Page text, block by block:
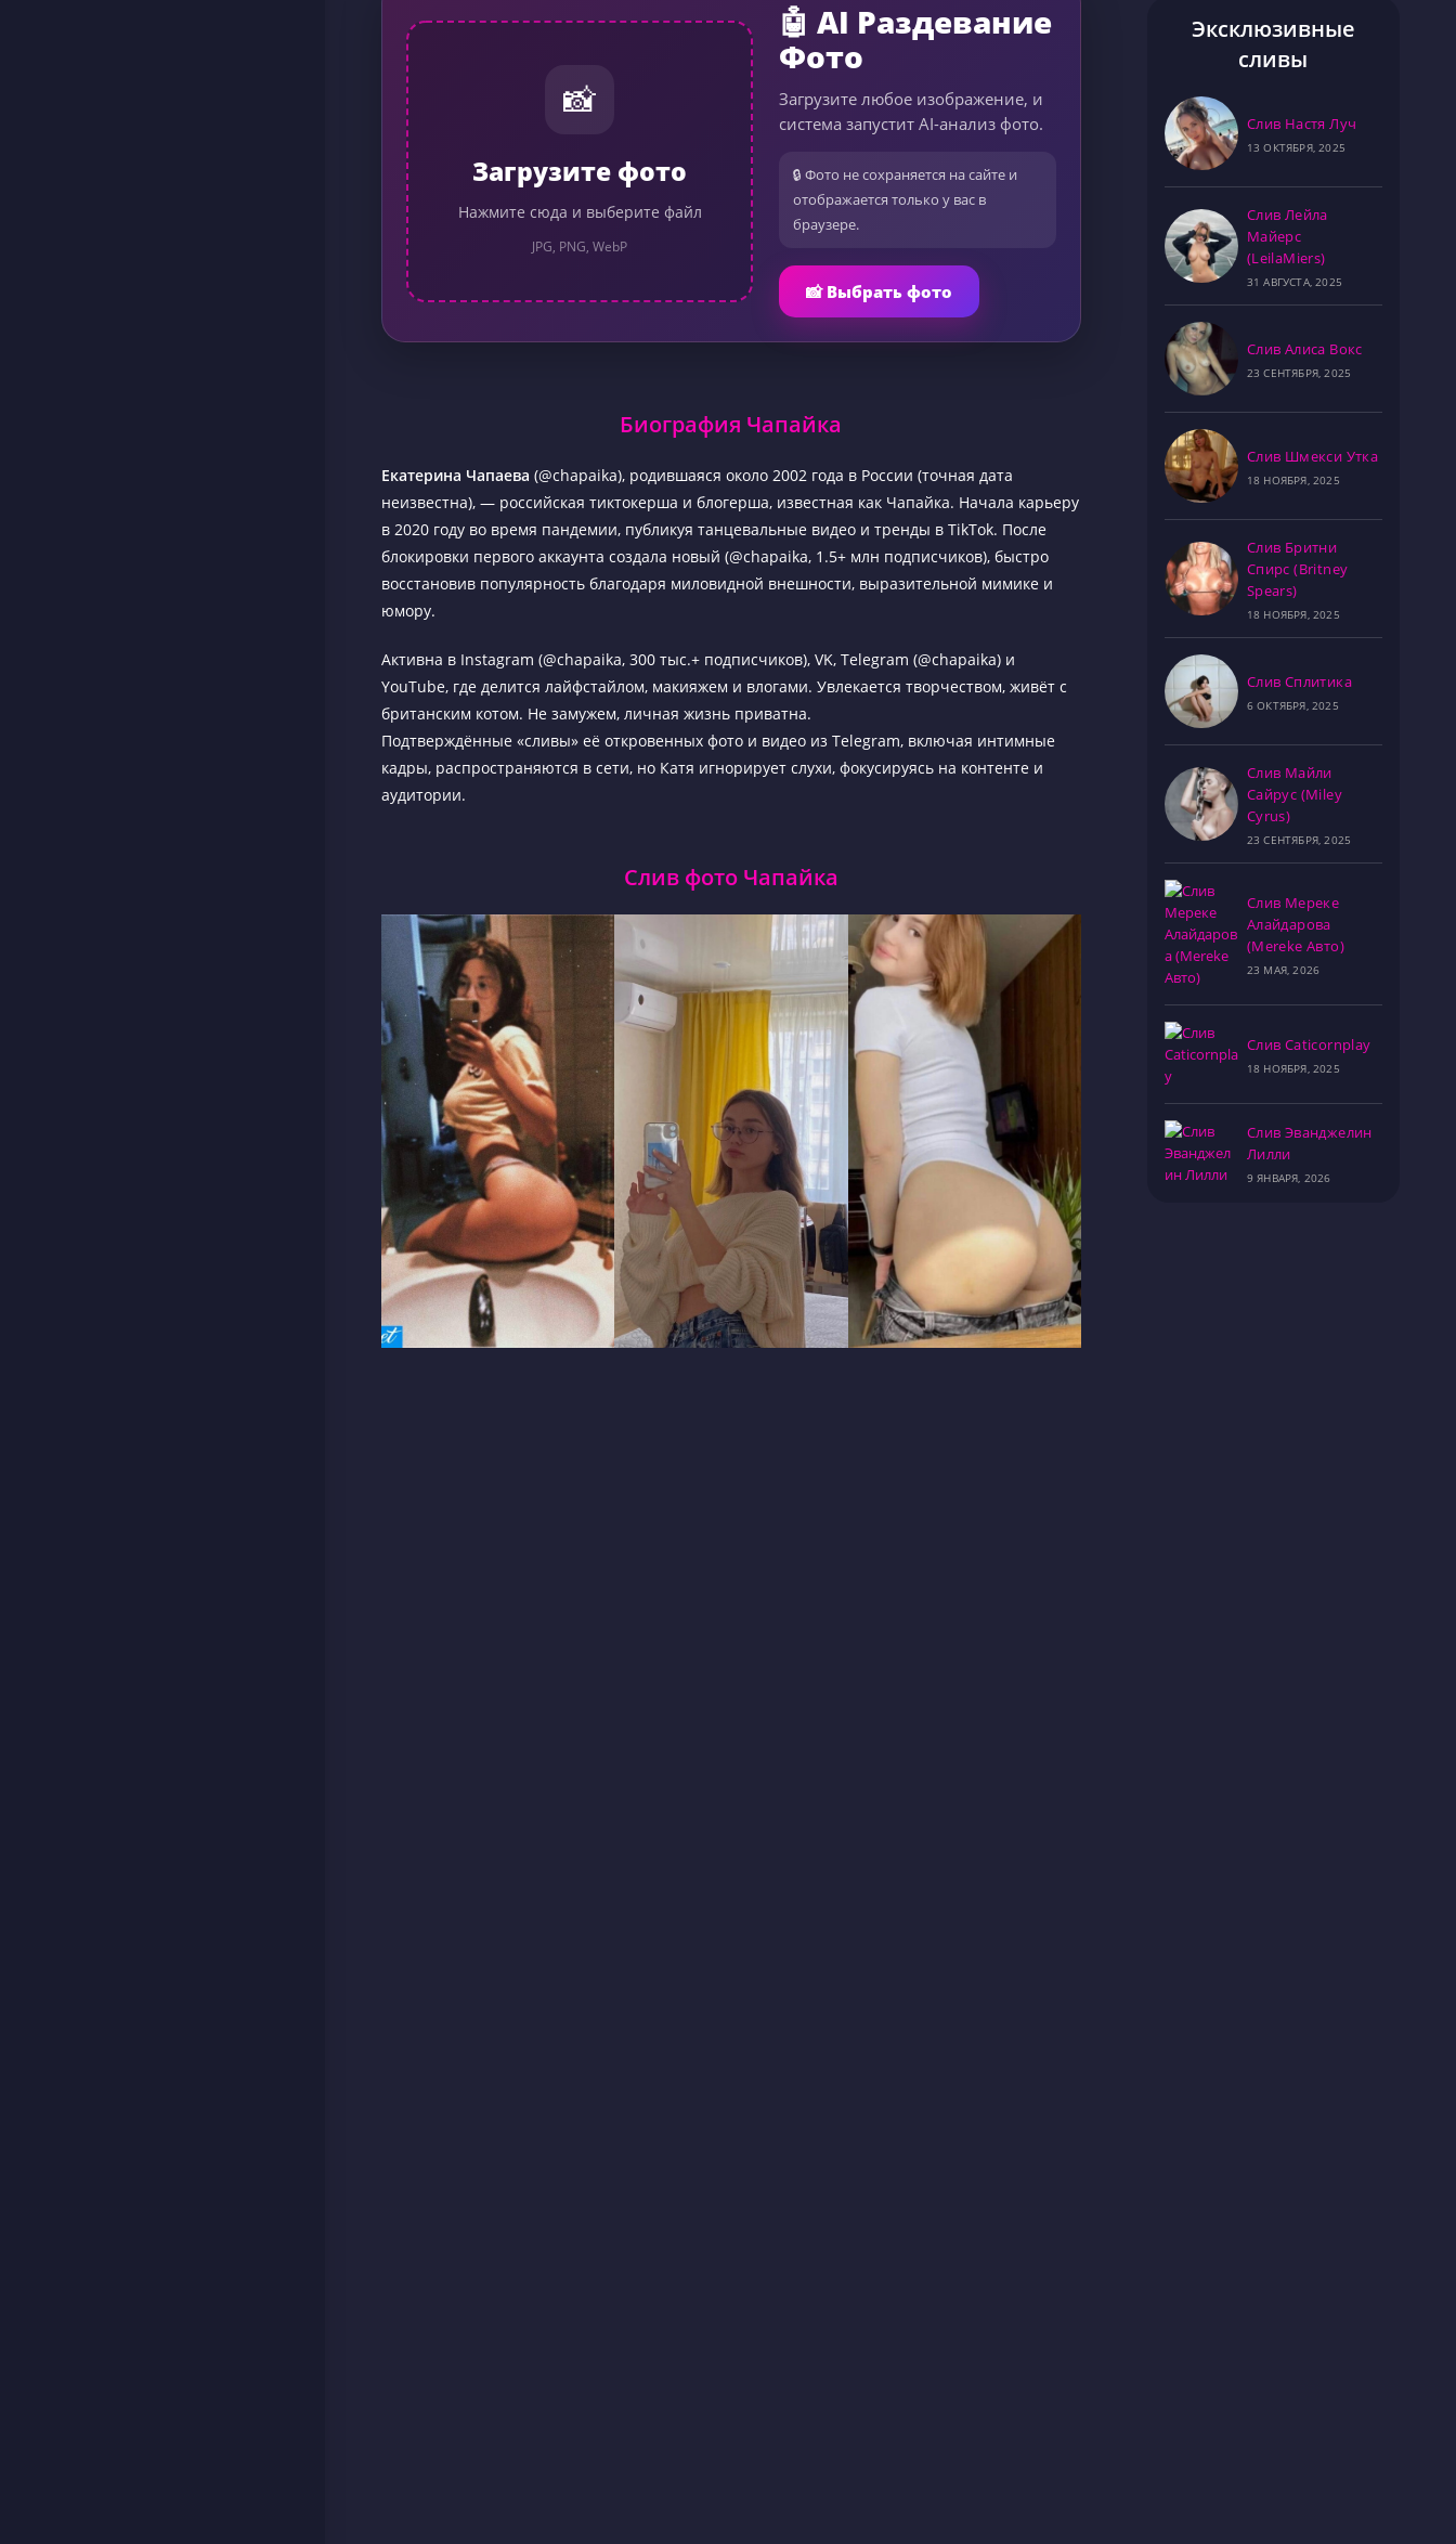
📸
Загрузите фото
Нажмите сюда и выберите файл
JPG, PNG, WebP
🤖 AI Раздевание
Фото
Загрузите любое изображение, и
система запустит AI-анализ фото.
🔒 Фото не сохраняется на сайте и
отображается только у вас в
браузере.
📸 Выбрать фото
Биография Чапайка
Екатерина Чапаева (@chapaika), родившаяся около 2002 года в России (точная дата
неизвестна), — российская тиктокерша и блогерша, известная как Чапайка. Начала карьеру
в 2020 году во время пандемии, публикуя танцевальные видео и тренды в TikTok. После
блокировки первого аккаунта создала новый (@chapaika, 1.5+ млн подписчиков), быстро
восстановив популярность благодаря миловидной внешности, выразительной мимике и
юмору.
Активна в Instagram (@chapaika, 300 тыс.+ подписчиков), VK, Telegram (@chapaika) и
YouTube, где делится лайфстайлом, макияжем и влогами. Увлекается творчеством, живёт с
британским котом. Не замужем, личная жизнь приватна.
Подтверждённые «сливы» её откровенных фото и видео из Telegram, включая интимные
кадры, распространяются в сети, но Катя игнорирует слухи, фокусируясь на контенте и
аудитории.
Слив фото Чапайка
Эксклюзивные
сливы
Слив Настя Луч
13 ОКТЯБРЯ, 2025
Слив Лейла
Майерс
(LeilaMiers)
31 АВГУСТА, 2025
Слив Алиса Вокс
23 СЕНТЯБРЯ, 2025
Слив Шмекси Утка
18 НОЯБРЯ, 2025
Слив Бритни
Спирс (Britney
Spears)
18 НОЯБРЯ, 2025
Слив Сплитика
6 ОКТЯБРЯ, 2025
Слив Майли
Сайрус (Miley
Cyrus)
23 СЕНТЯБРЯ, 2025
Слив Мереке
Алайдарова
(Mereke Авто)
23 МАЯ, 2026
Слив Caticornplay
18 НОЯБРЯ, 2025
Слив Эванджелин
Лилли
9 ЯНВАРЯ, 2026